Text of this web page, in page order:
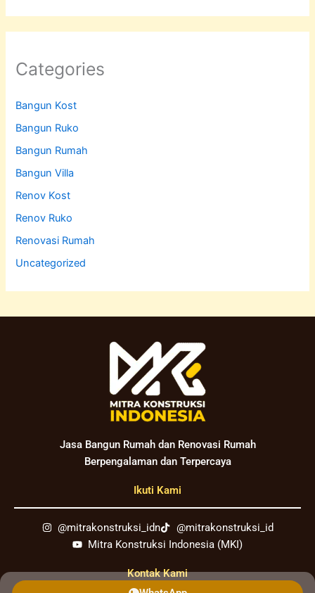
Categories
Bangun Kost
Bangun Ruko
Bangun Rumah
Bangun Villa
Renov Kost
Renov Ruko
Renovasi Rumah
Uncategorized
Jasa Bangun Rumah dan Renovasi Rumah
Berpengalaman dan Terpercaya
Ikuti Kami
@mitrakonstruksi_idn
@mitrakonstruksi_id
Mitra Konstruksi Indonesia (MKI)
Kontak Kami